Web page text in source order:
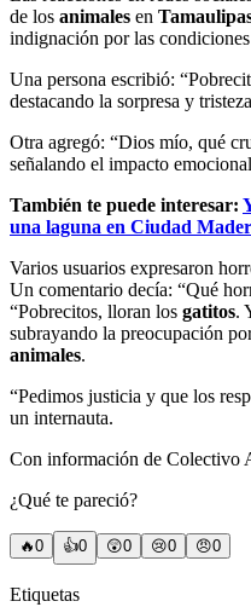
de los animales en
indignación por las
Una persona escribió:
destacando la sorpresa y
Otra agregó: “Dios mío, qué
señalando el impacto
También te puede interesar:
una laguna en Ciudad
Varios usuarios expresaron
Un comentario decía: “Qué
“Pobrecitos, lloran los gatitos.
subrayando la preocupación
animales.
“Pedimos justicia y que los
un internauta.
Con información de Colectivo
¿Qué te pareció?
🔥0 👍0 😲0 😢0 😠0
Etiquetas